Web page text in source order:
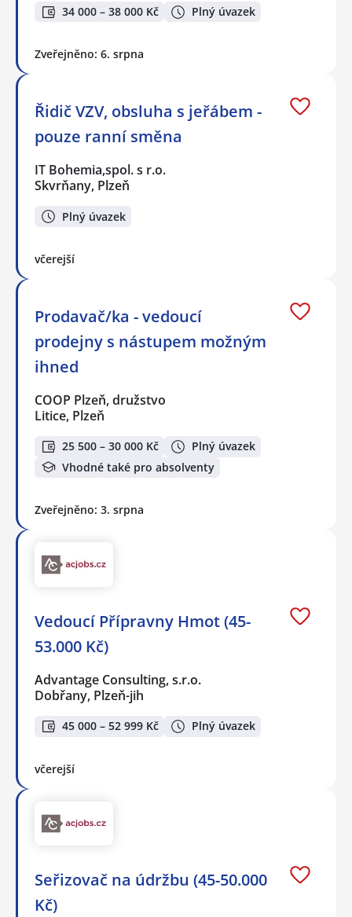
34 000 – 38 000 Kč Plný úvazek
Zveřejněno: 6. srpna
Řidič VZV, obsluha s jeřábem -
pouze ranní směna
IT Bohemia,spol. s r.o.
Skvrňany, Plzeň
Plný úvazek
včerejší
Prodavač/ka - vedoucí
prodejny s nástupem možným
ihned
COOP Plzeň, družstvo
Litice, Plzeň
25 500 – 30 000 Kč
Plný úvazek
Vhodné také pro absolventy
Zveřejněno: 3. srpna
Vedoucí Přípravny Hmot (45-
53.000 Kč)
Advantage Consulting, s.r.o.
Dobřany, Plzeň-jih
45 000 – 52 999 Kč Plný úvazek
včerejší
Seřizovač na údržbu (45-50.000
Kč)